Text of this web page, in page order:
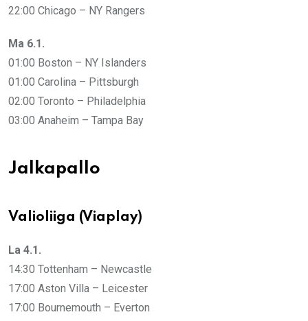
22:00 Chicago – NY Rangers
Ma 6.1.
01:00 Boston – NY Islanders
01:00 Carolina – Pittsburgh
02:00 Toronto – Philadelphia
03:00 Anaheim – Tampa Bay
Jalkapallo
Valioliiga (Viaplay)
La 4.1.
14:30 Tottenham – Newcastle
17:00 Aston Villa – Leicester
17:00 Bournemouth – Everton